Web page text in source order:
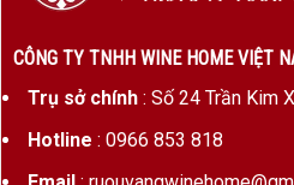
CÔNG TY TNHH WINE HOME VIỆT
Trụ sở chính: Số 24 Trần Kim
Hotline : 0966 853 818